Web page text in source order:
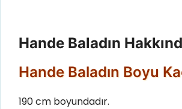
Hande Baladın
Hande Baladın Boyu
190 cm boyundadır.